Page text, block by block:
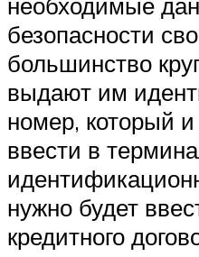
безопасности
большинство
выдают им
номер, который
ввести в
нужно будет
кредитного